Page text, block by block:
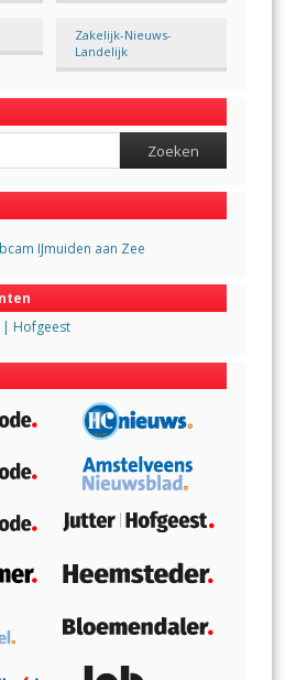
Zakelijk-Nieuws-
Landelijk
IJmuiden aan Zee
| Hofgeest